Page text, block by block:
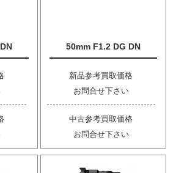
50mm F1.2 DG DN
新品参考買取価格
お問合せ下さい
中古参考買取価格
お問合せ下さい